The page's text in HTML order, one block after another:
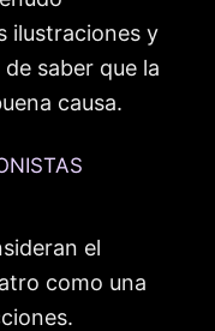
ilustraciones y
saber que la
causa.
el
como una